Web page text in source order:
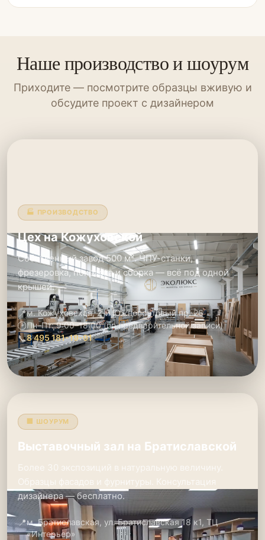
Наше производство и шоурум
Приходите — посмотрите образцы вживую и
обсудите проект с дизайнером
🏭 ПРОИЗВОДСТВО
Цех на Кожуховской
Собственный завод 500 м². ЧПУ-станки,
фрезеровка, покраска и сборка — всё под одной
крышей.
📍м. Кожуховская, 2-й Южнопортовый пр. 26
🕑Пн–Пт: 9:00–18:00 (по предварительной записи)
📞8 495 181-19-91
🏢 ШОУРУМ
Выставочный зал на Братиславской
Более 30 экспозиций в натуральную величину.
Образцы фасадов и фурнитуры. Консультация
дизайнера — бесплатно.
📍м. Братиславская, ул. Братиславская 18 к1, ТЦ
«Интерьер»